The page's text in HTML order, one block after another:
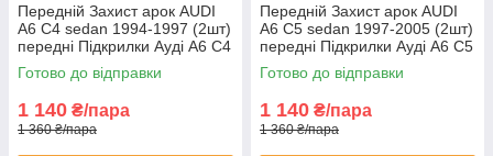
Передній Захист арок AUDI
A6 C4 sedan 1994-1997 (2шт)
передні Підкрилки Ауді А6 С4
седан пара передніх локерів
Готово до відправки
1 140 ₴/пара
1 360 ₴/пара
Передній Захист арок AUDI
A6 C5 sedan 1997-2005 (2шт)
передні Підкрилки Ауді А6 С5
седан пара передніх локерів
Готово до відправки
1 140 ₴/пара
1 360 ₴/пара